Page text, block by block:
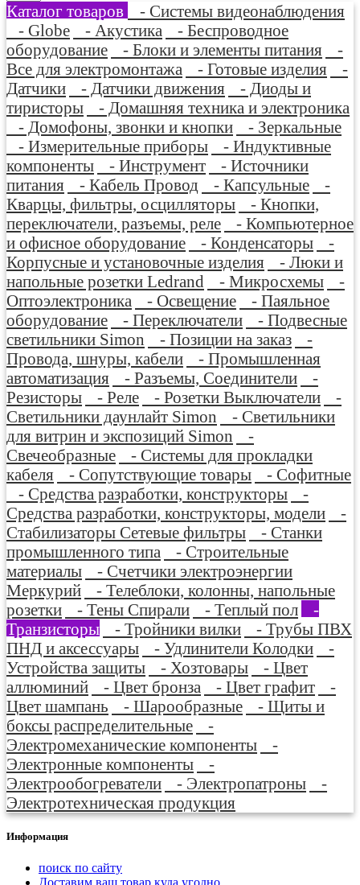
Каталог товаров
- Системы видеонаблюдения
- Globe
- Акустика
- Беспроводное
оборудование
- Блоки и элементы питания
-
Все для электромонтажа
- Готовые изделия
-
Датчики
- Датчики движения
- Диоды и
тиристоры
- Домашняя техника и электроника
- Домофоны, звонки и кнопки
- Зеркальные
- Измерительные приборы
- Индуктивные
компоненты
- Инструмент
- Источники
питания
- Кабель Провод - Капсульные
-
Кварцы, фильтры, осцилляторы
- Кнопки,
переключатели, разъемы, реле
- Компьютерное
и офисное оборудование
- Конденсаторы
-
Корпусные и установочные изделия
- Люки и
напольные розетки Ledrand
- Микросхемы
-
Оптоэлектроника
- Освещение
- Паяльное
оборудование
- Переключатели
- Подвесные
светильники Simon
- Позиции на заказ
-
Провода, шнуры, кабели
- Промышленная
автоматизация
- Разъемы, Соединители
-
Резисторы
- Реле - Розетки Выключатели
-
Светильники даунлайт Simon
- Светильники
для витрин и экспозиций Simon
-
Свечеобразные
- Системы для прокладки
кабеля
- Сопутствующие товары
- Софитные
- Средства разработки, конструкторы
-
Средства разработки, конструкторы, модели
-
Стабилизаторы Сетевые фильтры
- Станки
промышленного типа
- Строительные
материалы
- Счетчики электроэнергии
Меркурий
- Телеблоки, колонны, напольные
розетки
- Тены Спирали - Теплый пол
-
Транзисторы
- Тройники вилки
- Трубы ПВХ
ПНД и аксессуары
- Удлинители Колодки
-
Устройства защиты
- Хозтовары
- Цвет
аллюминий
- Цвет бронза - Цвет графит
-
Цвет шампань
- Шарообразные
- Щиты и
боксы распределительные
-
Электромеханические компоненты
-
Электронные компоненты
-
Электрообогреватели
- Электропатроны
-
Электротехническая продукция
Информация
поиск по сайту
Доставим ваш товар куда угодно